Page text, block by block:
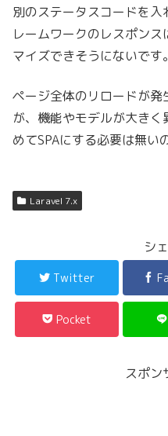
別のステータスコードを
レームワークのレスポン
マイズできそうにないです。
ページ全体のリロードが発
が、機能やモデルが大き
めてSPAにする必要は無い
Laravel 7.x
シ
Twitter
Pocket
スポン